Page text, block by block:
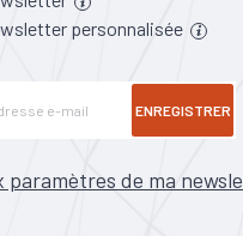
personnalisée
ENREGISTRER
paramètres de ma